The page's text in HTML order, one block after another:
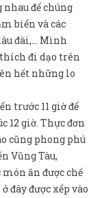
nhau để chúng
biển và các
đài,… Mình
đi dạo trên
hết những lo
trước 11 giờ để
12 giờ. Thực đơn
cũng phong phú
Vũng Tàu,
ăn được chế
đây được xếp vào